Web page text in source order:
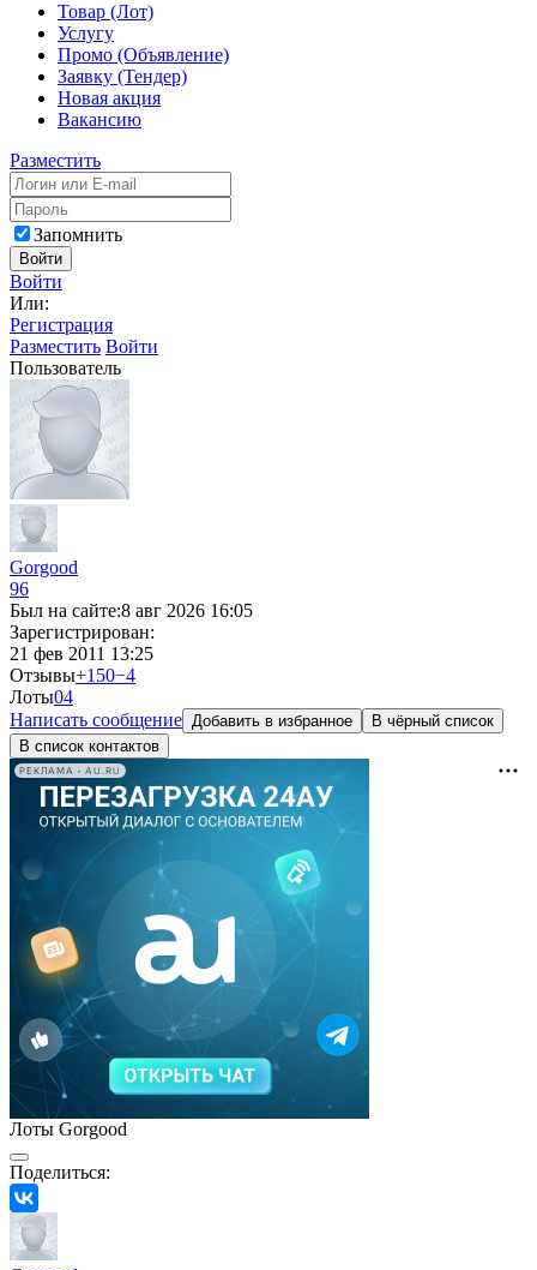
Товар (Лот)
Услугу
Промо (Объявление)
Заявку (Тендер)
Новая акция
Вакансию
Разместить
Запомнить
Войти
Войти
Или:
Регистрация
Разместить Войти
Пользователь
Gorgood
96
Был на сайте:8 авг 2026 16:05
Зарегистрирован:
21 фев 2011 13:25
Отзывы+150−4
Лоты04
Написать сообщение Добавить в избранное
В чёрный список
В список контактов
РЕКЛАМА • AU.RU
Лоты Gorgood
Поделиться: